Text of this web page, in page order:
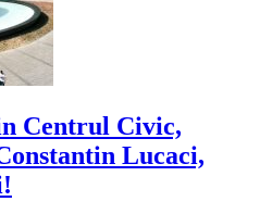
Centrul Civic,
Lucaci,